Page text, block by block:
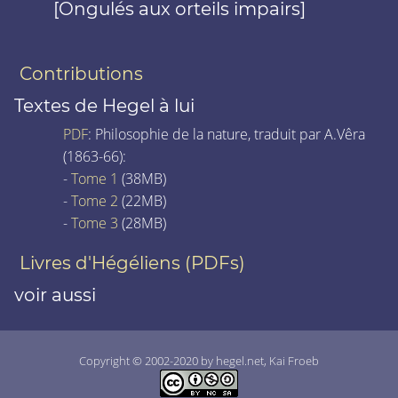
[Ongulés aux orteils impairs]
Contributions
Textes de Hegel à lui
PDF: Philosophie de la nature, traduit par A.Vêra
(1863-66):
-Tome 1 (38MB)
-Tome 2 (22MB)
-Tome 3 (28MB)
Livres d'Hégéliens (PDFs)
voir aussi
Copyright © 2002-2020 by hegel.net, Kai Froeb